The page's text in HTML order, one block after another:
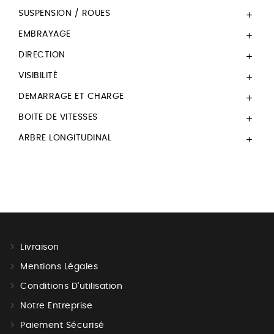
SUSPENSION / ROUES 
EMBRAYAGE 
DIRECTION 
VISIBILITÉ 
DEMARRAGE ET CHARGE 
BOITE DE VITESSES 
ARBRE LONGITUDINAL 
Livraison
Mentions Légales
Conditions D'utilisation
Notre Entreprise
Paiement Sécurisé